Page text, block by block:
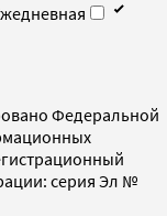
Федеральной
серия Эл №